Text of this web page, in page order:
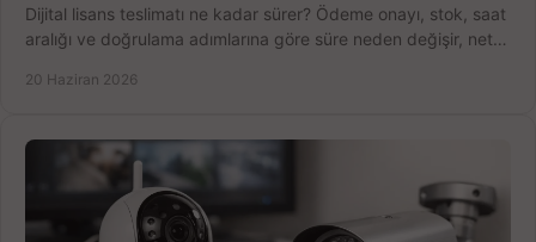
Dijital lisans teslimatı ne kadar sürer? Ödeme onayı, stok, saat
aralığı ve doğrulama adımlarına göre süre neden değişir, net
20 Haziran 2026